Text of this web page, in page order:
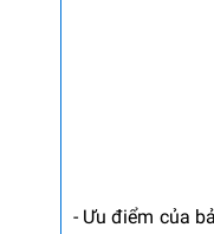
- Ưu điểm của